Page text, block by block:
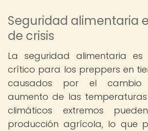
Seguridad alimentaria
de crisis
La seguridad alimentaria
crítico para los preppers en
causados por el cambio
aumento de las
climáticos extremos
producción agrícola, lo que